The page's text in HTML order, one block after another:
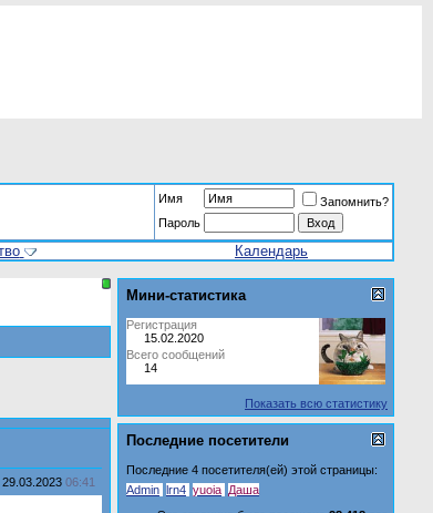
Имя
Запомнить?
Пароль
Календарь
29.03.2023 06:41
Мини-статистика
Регистрация
15.02.2020
Всего сообщений
14
Показать всю статистику
Последние посетители
Последние 4 посетителя(ей) этой страницы:
Admin lrn4 yuoia Дaша